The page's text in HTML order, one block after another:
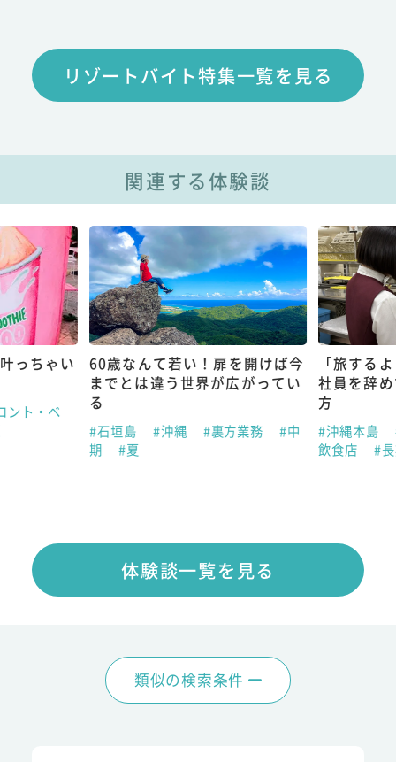
リゾートバイト特集一覧を見る
関連する体験談
っちゃい
ント・ベ
60歳なんて若い！扉を開けば今
までとは違う世界が広がってい
る
#石垣島 #沖縄 #裏方業務
#中
期
#夏
「旅する
社員を辞
方
#沖縄本島
飲食店
#
体験談一覧を見る
類似の検索条件